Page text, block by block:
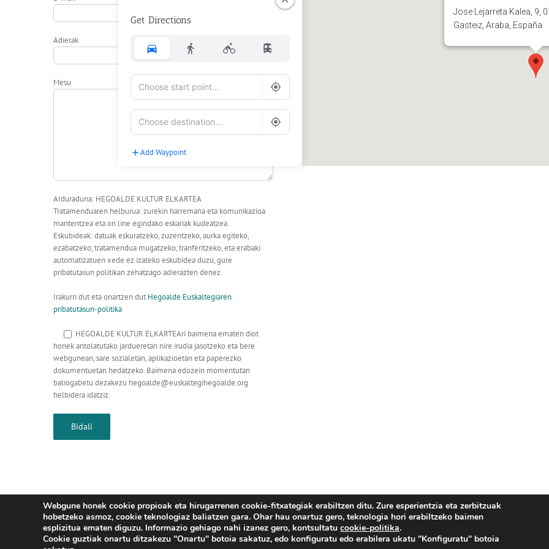
Adierak
Mesu
Arduraduna: HEGOALDE KULTUR ELKARTEA
Tratamenduaren helburua: zurekin harremana eta komunikazioa
mantentzea eta on line egindako eskariak kudeatzea.
Eskubideak: datuak eskuratzeko, zuzentzeko, aurka egiteko,
ezabatzeko, tratamendua mugatzeko, tranferitzeko, eta erabaki
automatizatuen xede ez izateko eskubidea duzu, gure
pribatutasun politikan zehatzago adierazten denez.
Irakurri dut eta onartzen dut Hegoalde Euskaltegiaren
pribatutasun-politika
HEGOALDE KULTUR ELKARTEAri baimena ematen diot
honek antolatutako jardueretan nire irudia jasotzeko eta bere
webgunean, sare sozialetan, aplikazioetan eta paperezko
dokumentuetan hedatzeko. Baimena edozein momentutan
baliogabetu dezakezu hegoalde@euskaltegihegoalde.org
helbidera idatziz.
Get Directions
Add Waypoint
Route Options Go
Jose Lejarreta Kalea, 9,
Gasteiz, Araba, España
2026 Hegoalde Euskaltegia | Jose Lejarreta Kalea, 9, 01003 Vitoria-Gasteiz, Araba | 945 28 41 96 |hegoalde@hegoalde-
FacebookInstagram
Webgune honek cookie propioak eta hirugarrenen cookie-fitxategiak erabiltzen ditu. Zure esperientzia eta zerbitzuak
hobetzeko asmoz, cookie teknologiaz baliatzen gara. Ohar hau onartuz gero, teknologia hori erabiltzeko baimen
esplizitua ematen diguzu. Informazio gehiago nahi izanez gero, kontsultatu cookie-politika.
Cookie guztiak onartu ditzakezu "Onartu" botoia sakatuz, edo konfiguratu edo erabilera ukatu "Konfiguratu" botoia